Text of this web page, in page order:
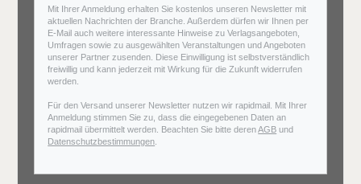
Mit Ihrer Anmeldung erhalten Sie kostenlos unseren Newsletter mit
aktuellen Nachrichten der Branche. Außerdem dürfen wir Ihnen per
E-Mail auch weitere interessante Hinweise zu Verlagsangeboten,
Umfragen sowie zu ausgewählten Veranstaltungen und Angeboten
unserer Partner zusenden. Diese Einwilligung ist selbstverständlich
freiwillig und kann jederzeit mit Wirkung für die Zukunft widerrufen
werden.
Für den Versand unserer Newsletter nutzen wir rapidmail. Mit Ihrer
Anmeldung stimmen Sie zu, dass die eingegebenen Daten an
rapidmail übermittelt werden. Beachten Sie bitte derenAGB und
Datenschutzbestimmungen